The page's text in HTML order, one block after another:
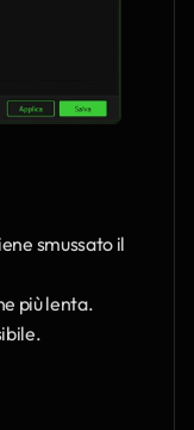
smussato il
più lenta.